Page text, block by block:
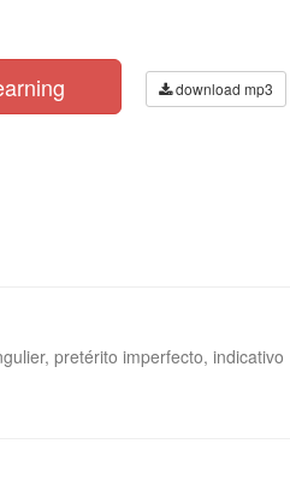
download mp3
pretérito imperfecto, indicativo